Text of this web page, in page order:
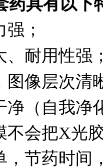
；
、耐用性强
图像层次清
净（自我净
不会把X光
，节药时间